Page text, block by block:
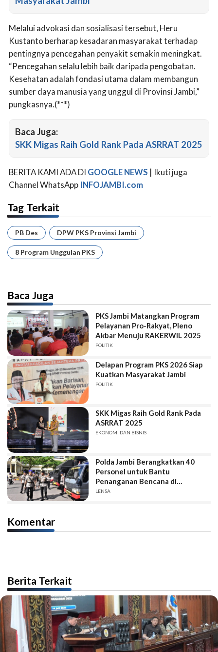
Melalui advokasi dan sosialisasi tersebut, Heru
Kustanto berharap kesadaran masyarakat terhadap
pentingnya pencegahan penyakit semakin meningkat.
“Pencegahan selalu lebih baik daripada pengobatan.
Kesehatan adalah fondasi utama dalam membangun
sumber daya manusia yang unggul di Provinsi Jambi,”
pungkasnya.(***)
Baca Juga:
SKK Migas Raih Gold Rank Pada ASRRAT 2025
BERITA KAMI ADA DI GOOGLE NEWS | Ikuti juga
Channel WhatsApp INFOJAMBI.com
Tag Terkait
PB Des DPW PKS Provinsi Jambi
8 Program Unggulan PKS
Baca Juga
PKS Jambi Matangkan Program
Pelayanan Pro-Rakyat, Pleno
Akbar Menuju RAKERWIL 2025
POLITIK
Delapan Program PKS 2026 Siap
Kuatkan Masyarakat Jambi
POLITIK
SKK Migas Raih Gold Rank Pada
ASRRAT 2025
EKONOMI DAN BISNIS
Polda Jambi Berangkatkan 40
Personel untuk Bantu
Penanganan Bencana di
Sumatera Barat
LENSA
Komentar
Berita Terkait